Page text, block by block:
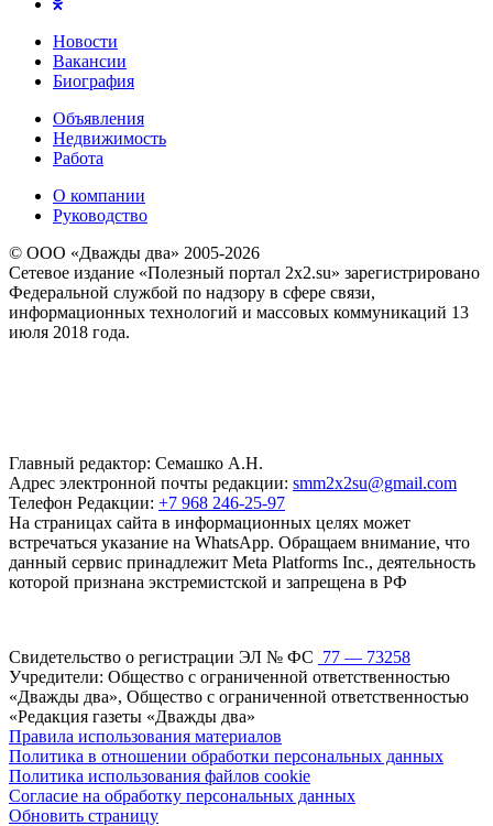
Новости
Вакансии
Биография
Объявления
Недвижимость
Работа
О компании
Руководство
© ООО «Дважды два» 2005-2026
Сетевое издание «Полезный портал 2x2.su» зарегистрировано
Федеральной службой по надзору в сфере связи,
информационных технологий и массовых коммуникаций 13
июля 2018 года.
Главный редактор: Семашко А.Н.
Адрес электронной почты редакции: smm2x2su@gmail.com
Телефон Редакции: +7 968 246-25-97
На страницах сайта в информационных целях может
встречаться указание на WhatsApp. Обращаем внимание, что
данный сервис принадлежит Meta Platforms Inc., деятельность
которой признана экстремистской и запрещена в РФ
Свидетельство о регистрации ЭЛ № ФС 77 — 73258
Учредители: Общество с ограниченной ответственностью
«Дважды два», Общество с ограниченной ответственностью
«Редакция газеты «Дважды два»
Правила использования материалов
Политика в отношении обработки персональных данных
Политика использования файлов cookie
Согласие на обработку персональных данных
Обновить страницу